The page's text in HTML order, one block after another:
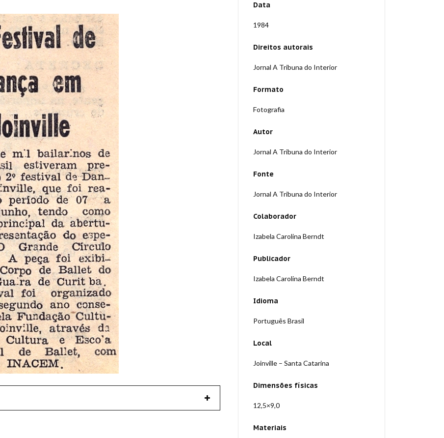
Data
1984
Direitos autorais
Jornal A Tribuna do Interior
Formato
Fotografia
Autor
Jornal A Tribuna do Interior
Fonte
Jornal A Tribuna do Interior
Colaborador
Izabela Carolina Berndt
Publicador
Izabela Carolina Berndt
Idioma
Português Brasil
Local
Joinville – Santa Catarina
Dimensões físicas
12,5×9,0
Materiais